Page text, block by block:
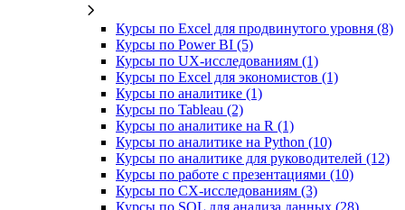
Курсы по Excel для продвинутого уровня (8)
Курсы по Power BI (5)
Курсы по UX‑исследованиям (1)
Курсы по Excel для экономистов (1)
Курсы по аналитике (1)
Курсы по Tableau (2)
Курсы по аналитике на R (1)
Курсы по аналитике на Python (10)
Курсы по аналитике для руководителей (12)
Курсы по работе с презентациями (10)
Курсы по CX-исследованиям (3)